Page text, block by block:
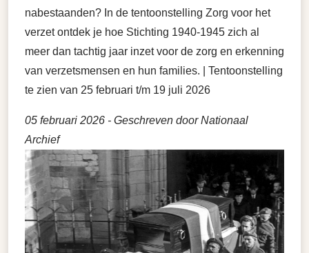
nabestaanden? In de tentoonstelling Zorg voor het
verzet ontdek je hoe Stichting 1940-1945 zich al
meer dan tachtig jaar inzet voor de zorg en erkenning
van verzetsmensen en hun families. | Tentoonstelling
te zien van 25 februari t/m 19 juli 2026
05 februari 2026 - Geschreven door Nationaal
Archief